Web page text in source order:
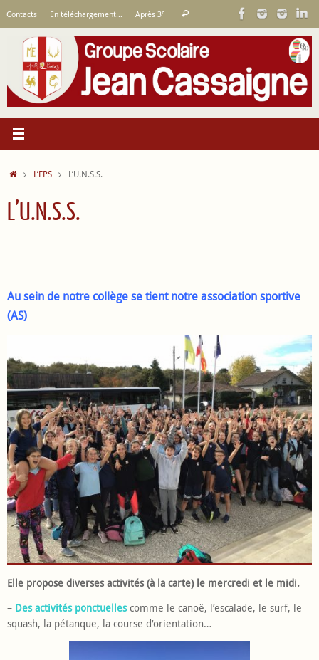
contenu
Contacts En téléchargement… Après 3°
Recherche
:
Rechercher
Accueil
L’EPS L’U.N.S.S.
L’U.N.S.S.
Au sein de notre collège se tient notre association sportive
(AS)
Elle propose diverses activités (à la carte) le mercredi et le midi.
– Des activités ponctuellescomme le canoë, l’escalade, le surf, le
squash, la pétanque, la course d’orientation…